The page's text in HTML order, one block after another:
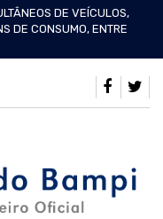
DE VEÍCULOS,
DE CONSUMO, ENTRE